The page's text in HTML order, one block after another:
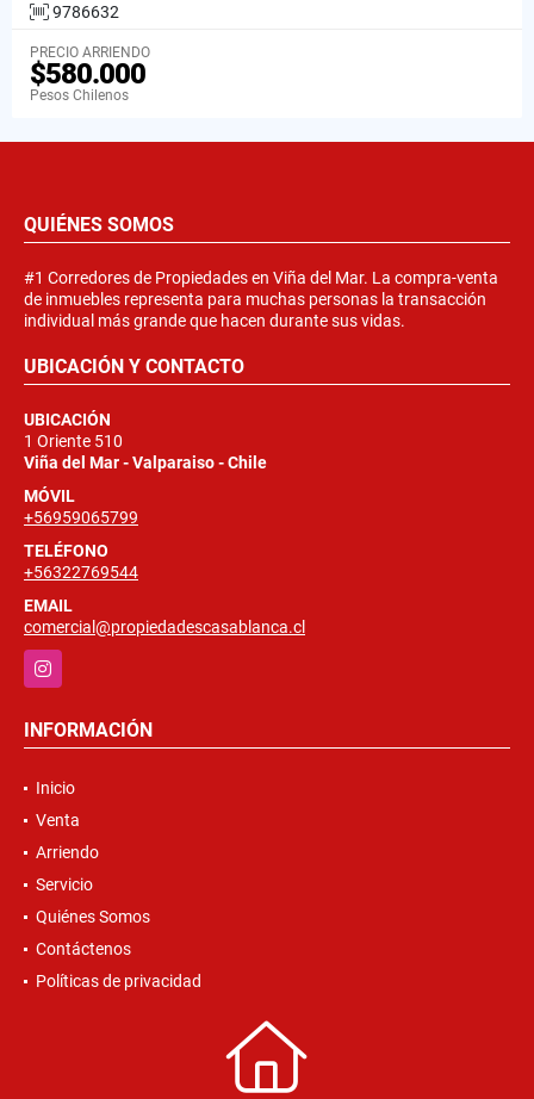
9786632
PRECIO ARRIENDO
$580.000
Pesos Chilenos
QUIÉNES SOMOS
#1 Corredores de Propiedades en Viña del Mar. La compra-venta
de inmuebles representa para muchas personas la transacción
individual más grande que hacen durante sus vidas.
UBICACIÓN Y CONTACTO
UBICACIÓN
1 Oriente 510
Viña del Mar - Valparaiso - Chile
MÓVIL
+56959065799
TELÉFONO
+56322769544
EMAIL
comercial@propiedadescasablanca.cl
Instagram
INFORMACIÓN
Inicio
Venta
Arriendo
Servicio
Quiénes Somos
Contáctenos
Políticas de privacidad